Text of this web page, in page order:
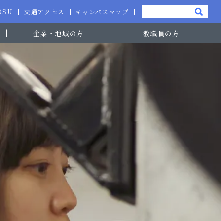
交通アクセス キャンパスマップ
企業・地域の方 教職員の方